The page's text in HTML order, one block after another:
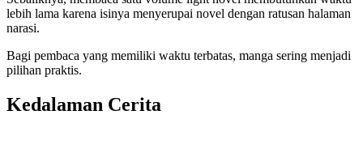
lebih lama karena isinya menyerupai novel dengan ratusan halaman
narasi.
Bagi pembaca yang memiliki waktu terbatas, manga sering menjadi
pilihan praktis.
Kedalaman Cerita